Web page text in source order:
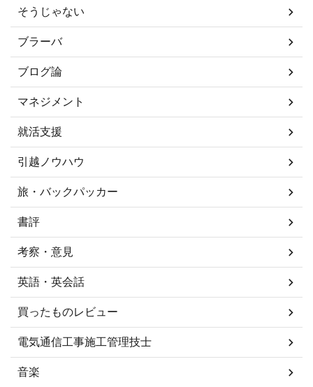
そうじゃない
ブラーバ
ブログ論
マネジメント
就活支援
引越ノウハウ
旅・バックパッカー
書評
考察・意見
英語・英会話
買ったものレビュー
電気通信工事施工管理技士
音楽